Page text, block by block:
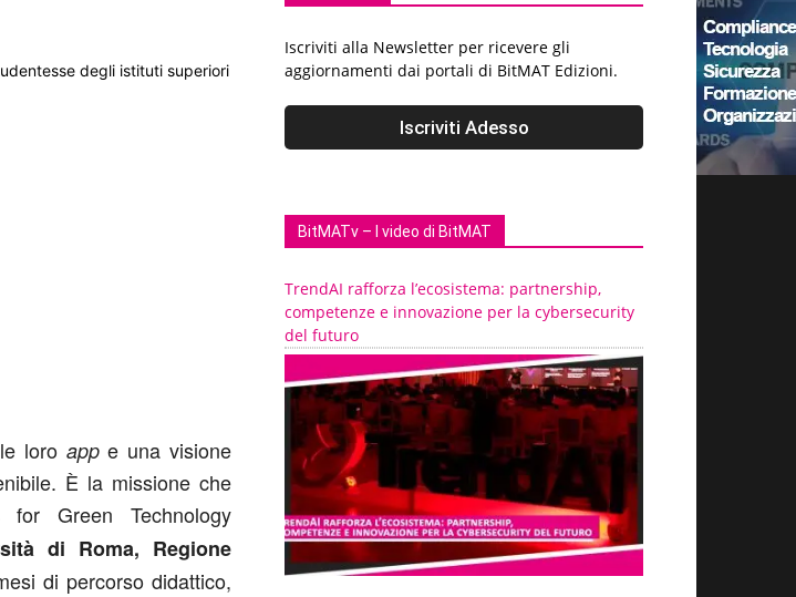
degli istituti superiori
loro appe una visione
È la missione che
for Green Technology
di Roma, Regione
di percorso didattico,
Iscriviti alla Newsletter per ricevere gli
aggiornamenti dai portali di BitMAT Edizioni.
BitMATv – I video di BitMAT
TrendAI rafforza l’ecosistema: partnership,
competenze e innovazione per la cybersecurity
del futuro